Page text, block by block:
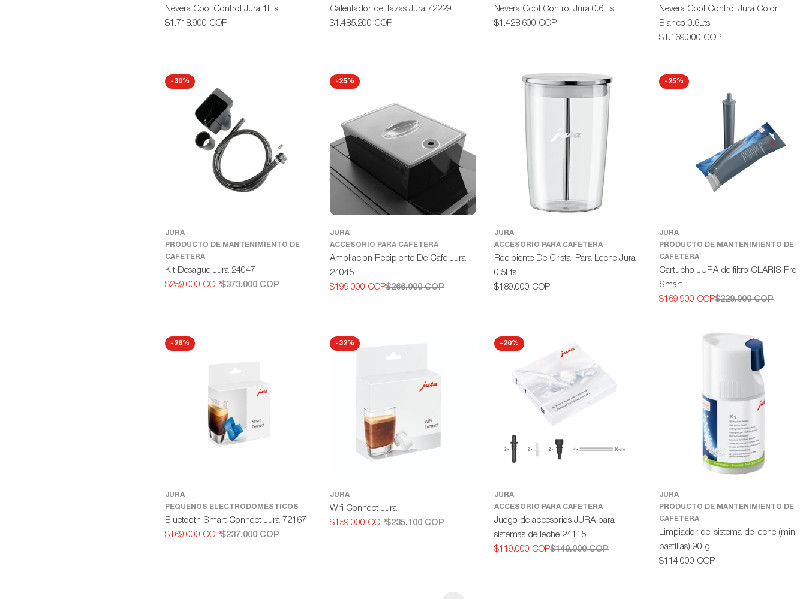
Nevera Cool Control Jura 1Lts
Precio
$1.718.900 COP
Calentador de Tazas Jura 72229
Precio
$1.485.200 COP
Nevera Cool Control Jura 0.6Lts
Precio
$1.428.600 COP
Nevera Cool Control Jura Color
Blanco 0.6Lts
Precio
$1.169.000 COP
-30%
JURA
PRODUCTO DE MANTENIMIENTO DE
CAFETERA
Kit Desague Jura 24047
Precio
$259.000 COP
Precio
$373.000 COP
-25%
JURA
ACCESORIO PARA CAFETERA
Ampliacion Recipiente De Cafe Jura
24045
Precio
$199.000 COP
Precio
$266.000 COP
JURA
ACCESORIO PARA CAFETERA
Recipiente De Cristal Para Leche Jura
0.5Lts
Precio
$189.000 COP
-25%
JURA
PRODUCTO DE MANTENIMIENTO DE
CAFETERA
Cartucho JURA de filtro CLARIS Pro
Smart+
Precio
$169.900 COP
Precio
$229.000 COP
-28%
JURA
PEQUEÑOS ELECTRODOMÉSTICOS
Bluetooth Smart Connect Jura 72167
Precio
$169.000 COP
Precio
$237.000 COP
-32%
JURA
Wifi Connect Jura
Precio
$159.000 COP
Precio
$235.100 COP
-20%
JURA
ACCESORIO PARA CAFETERA
Juego de accesorios JURA para
sistemas de leche 24115
Precio
$119.000 COP
Precio
$149.000 COP
JURA
PRODUCTO DE MANTENIMIENTO DE
CAFETERA
Limpiador del sistema de leche (mini
pastillas) 90 g
Precio
$114.000 COP